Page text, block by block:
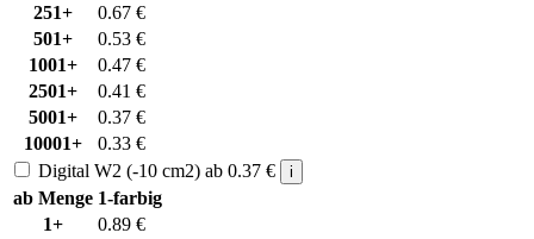
251+
0.67 €
501+
0.53 €
1001+
0.47 €
2501+
0.41 €
5001+
0.37 €
10001+
0.33 €
Digital W2 (-10 cm2) ab 0.37 € i
ab Menge 1-farbig
1+
0.89 €